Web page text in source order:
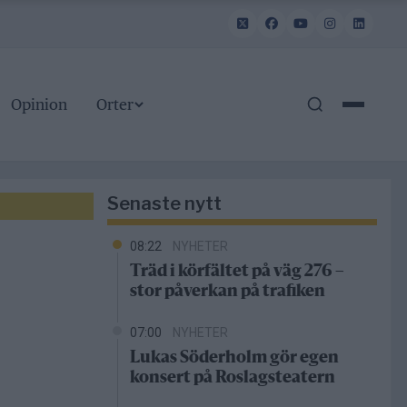
Opinion Orter
Senaste nytt
08:22 NYHETER
Träd i körfältet på väg 276 –
stor påverkan på trafiken
07:00 NYHETER
Lukas Söderholm gör egen
konsert på Roslagsteatern